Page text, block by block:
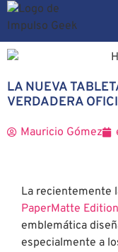
LA NUEVA
VERDADERA
Mauricio Gómez
La recientemente
PaperMatte Edition
emblemática
especialmente a